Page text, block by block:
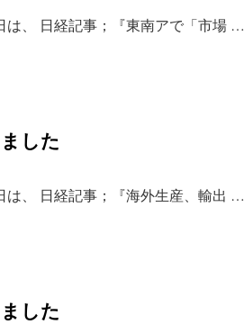
は、 日経記事；『東南アで「市場 …
した
は、 日経記事；『海外生産、輸出 …
した